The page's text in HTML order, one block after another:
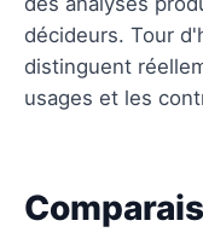
décideurs. Tour
distinguent
usages et les